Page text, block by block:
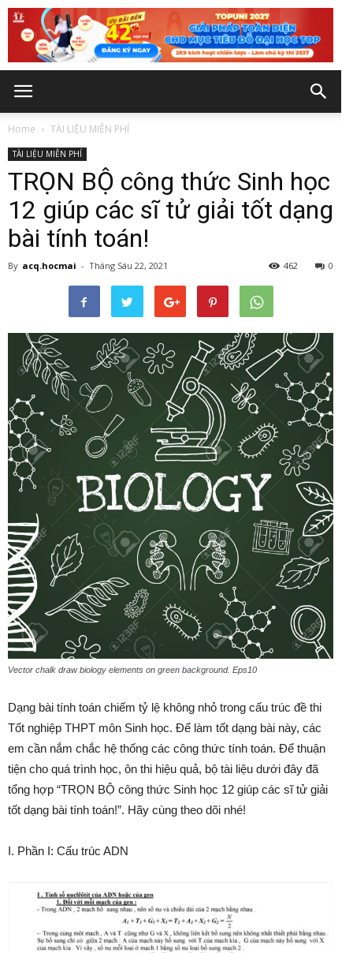
Home TÀI LIỆU MIỄN PHÍ
TÀI LIỆU MIỄN PHÍ
TRỌN BỘ công thức Sinh học
12 giúp các sĩ tử giải tốt dạng
bài tính toán!
By acq.hocmai - Tháng Sáu 22, 2021 0
462
Vector chalk draw biology elements on green background. Eps10
Dạng bài tính toán chiếm tỷ lệ không nhỏ trong cấu trúc đề thi
Tốt nghiệp THPT môn Sinh học. Để làm tốt dạng bài này, các
em cần nắm chắc hệ thống các công thức tính toán. Để thuận
tiện cho quá trình học, ôn thi hiệu quả, bộ tài liệu dưới đây đã
tổng hợp “TRỌN BỘ công thức Sinh học 12 giúp các sĩ tử giải
tốt dạng bài tính toán!”. Hãy cùng theo dõi nhé!
I. Phần I: Cấu trúc ADN